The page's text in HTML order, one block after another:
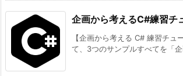
企画から考えるC#練習チ
【企画から考える C# 練習チュ
て、3つのサンプルすべてを「